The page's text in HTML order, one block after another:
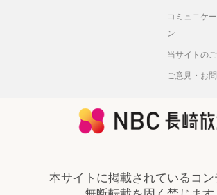
コミュニケ
ン
当サイトの
ご意見・お
本サイトに掲載されているコ